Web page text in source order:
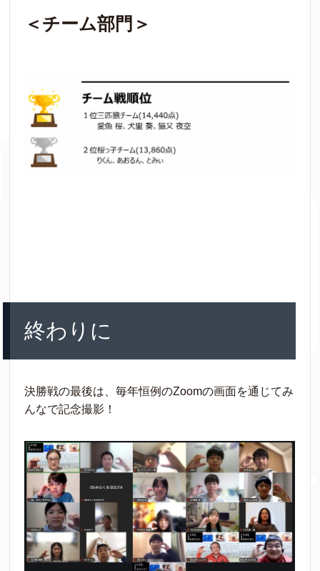
＜チーム部門＞
終わりに
決勝戦の最後は、毎年恒例のZoomの画面を通じてみ
んなで記念撮影！